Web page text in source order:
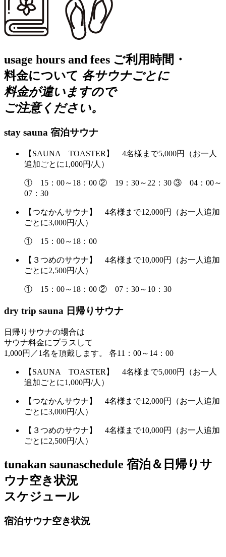
usage hours and fees ご利用時間・
料金について 各サウナごとに
料金が違いますので
ご注意ください。
stay sauna 宿泊サウナ
【SAUNA TOASTER】 4名様まで5,000円
（お一人
追加ごとに1,000円/人）
① 15：00～18：00 ② 19：30～22：30 ③ 04：00～
07：30
【つなかんサウナ】 4名様まで12,000円
（お一人追加
ごとに3,000円/人）
① 15：00～18：00
【３つめのサウナ】 4名様まで10,000円
（お一人追加
ごとに2,500円/人）
① 15：00～18：00 ② 07：30～10：30
dry trip sauna 日帰りサウナ
日帰りサウナの場合は
サウナ料金にプラスして
1,000円／1名を頂戴します。 各11：00～14：00
【SAUNA TOASTER】 4名様まで5,000円
（お一人
追加ごとに1,000円/人）
【つなかんサウナ】 4名様まで12,000円
（お一人追加
ごとに3,000円/人）
【３つめのサウナ】 4名様まで10,000円
（お一人追加
ごとに2,500円/人）
tunakan saunaschedule 宿泊＆日帰りサ
ウナ空き状況
スケジュール
宿泊サウナ空き状況